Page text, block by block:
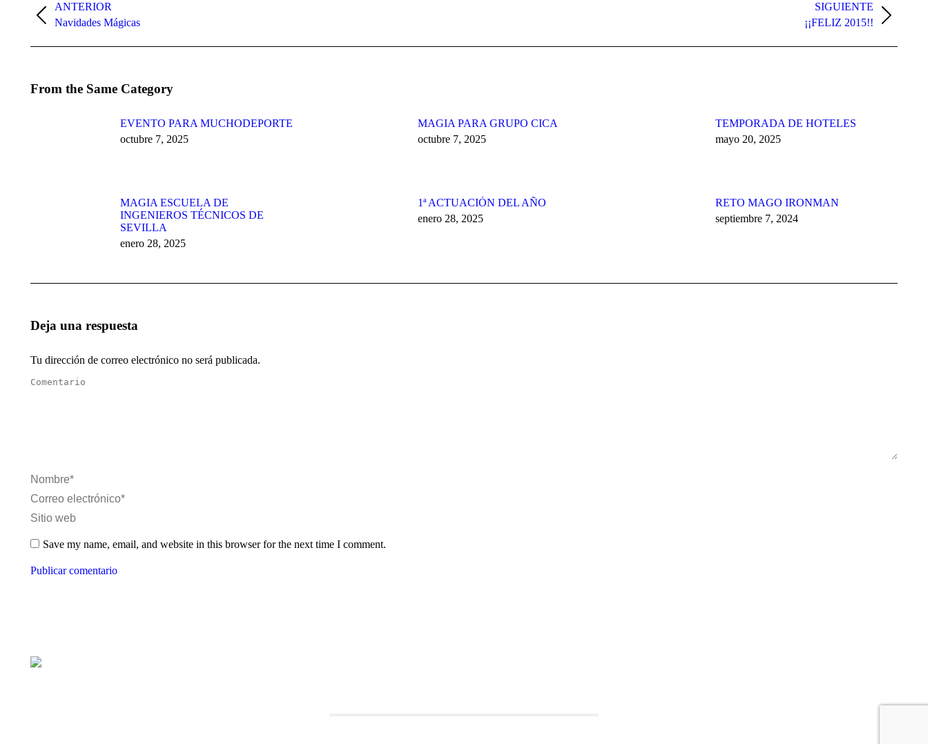
entre
publicaciones
ANTERIOR
Publicación
Navidades Mágicas
SIGUIENTE
¡¡FELIZ 2015!!
From the Same Category
EVENTO PARA MUCHODEPORTE
octubre 7, 2025
MAGIA PARA GRUPO CICA
octubre 7, 2025
TEMPORADA DE HOTELES
mayo 20, 2025
MAGIA ESCUELA DE
INGENIEROS TÉCNICOS DE
SEVILLA
enero 28, 2025
1ª ACTUACIÓN DEL AÑO
enero 28, 2025
RETO MAGO IRONMAN
septiembre 7, 2024
Deja una respuesta
Tu dirección de correo electrónico no será publicada.
Comentario
Nombre *
Correo electrónico *
Sitio web
Save my name, email, and website in this browser for the next time I comment.
Publicar comentario